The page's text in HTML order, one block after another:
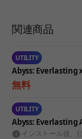
関連商品
UTILITY
Abyss: Everlasting
無料
UTILITY
Abyss: Everlasting
インストール後、